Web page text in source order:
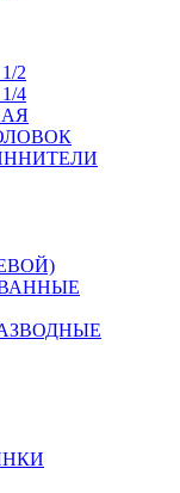
2
4